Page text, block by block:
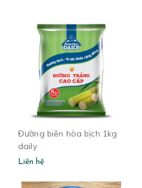
Đường biên hòa bịch 1kg
daily
Liên hệ